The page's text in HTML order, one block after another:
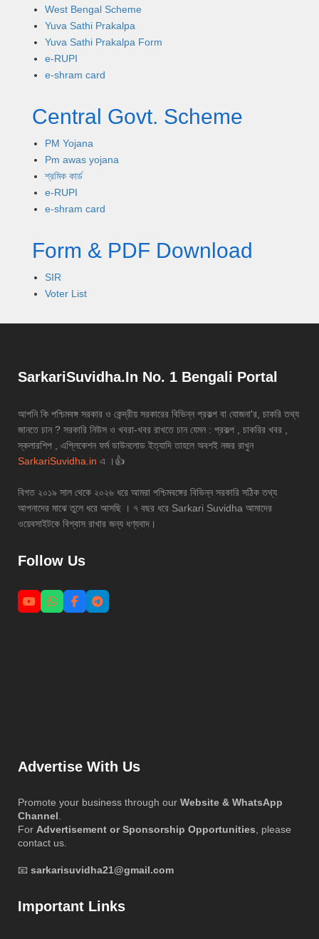
West Bengal Scheme
Yuva Sathi Prakalpa
Yuva Sathi Prakalpa Form
e-RUPI
e-shram card
Central Govt. Scheme
PM Yojana
Pm awas yojana
শ্রমিক কার্ড
e-RUPI
e-shram card
Form & PDF Download
SIR
Voter List
SarkariSuvidha.In No. 1 Bengali Portal
আপনি কি পশ্চিমবঙ্গ সরকার ও কেন্দ্রীয় সরকারের বিভিন্ন প্রকল্প বা যোজনা'র, চাকরি তথ্য
জানতে চান ? সরকারি নিউস ও খবরা-খবর রাখতে চান যেমন : প্রকল্প , চাকরির খবর ,
স্কলারশিপ , এপ্লিকেশন ফর্ম ডাউনলোড ইত্যাদি তাহলে অবশই নজর রাখুন
SarkariSuvidha.in এ ।👍
বিগত ২০১৯ সাল থেকে ২০২৬ ধরে আমরা পশ্চিমবঙ্গের বিভিন্ন সরকারি সঠিক তথ্য
আপনাদের মাঝে তুলে ধরে আসছি । ৭ বছর ধরে Sarkari Suvidha আমাদের
ওয়েবসাইটকে বিশ্বাস রাখার জন্য ধণ্যবাদ।
Follow Us
Advertise With Us
Promote your business through our Website & WhatsApp
Channel
For Advertisement or Sponsorship Opportunities , please
contact us.
📧 sarkarisuvidha21@gmail.com
Important Links